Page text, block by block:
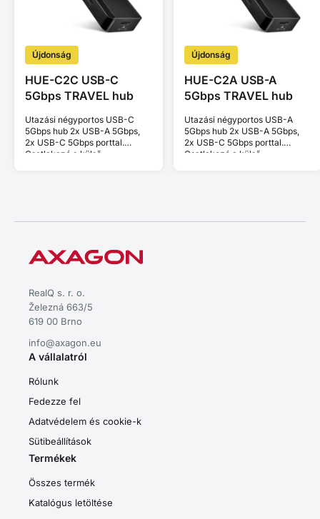
Újdonság
HUE-C2C USB-C
5Gbps TRAVEL hub
Utazási négyportos USB-C
5Gbps hub 2x USB-A 5Gbps,
2x USB-C 5Gbps porttal.
Csatlakozó a külső
Újdonság
HUE-C2A USB-A
5Gbps TRAVEL hub
Utazási négyportos USB-A
5Gbps hub 2x USB-A 5Gbps,
2x USB-C 5Gbps porttal.
Csatlakozó a külső
RealQ s. r. o.
Železná 663/5
619 00 Brno
info@axagon.eu
A vállalatról
Rólunk
Fedezze fel
Adatvédelem és cookie-k
Sütibeállítások
Termékek
Összes termék
Katalógus letöltése